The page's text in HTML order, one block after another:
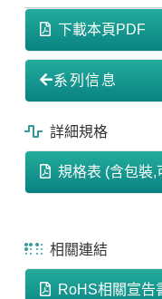
下載本頁PDF
系列信息
詳細規格
規格表 (含包裝,
相關連結
RoHS相關宣告